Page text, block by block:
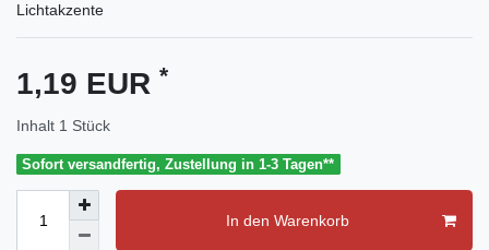
Lichtakzente
1,19 EUR *
Inhalt 1 Stück
Sofort versandfertig, Zustellung in 1-3 Tagen**
In den Warenkorb